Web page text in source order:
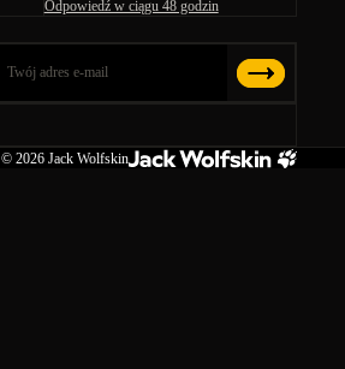
Odpowiedź w ciągu 48 godzin
© 2026 Jack Wolfskin